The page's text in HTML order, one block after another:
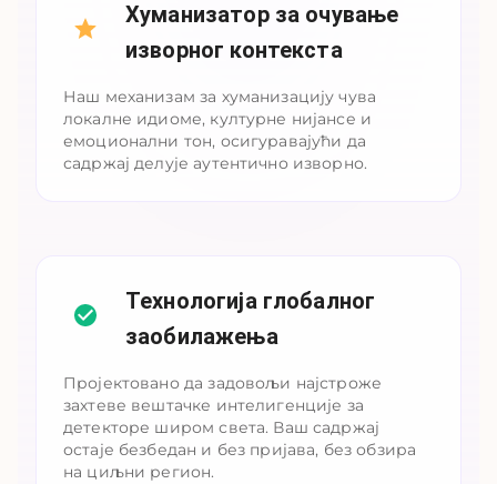
Хуманизатор за очување
изворног контекста
Наш механизам за хуманизацију чува
локалне идиоме, културне нијансе и
емоционални тон, осигуравајући да
садржај делује аутентично изворно.
Технологија глобалног
заобилажења
Пројектовано да задовољи најстроже
захтеве вештачке интелигенције за
детекторе широм света. Ваш садржај
остаје безбедан и без пријава, без обзира
на циљни регион.